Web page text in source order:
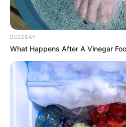
BUZZDAY
What Happens After A Vinegar